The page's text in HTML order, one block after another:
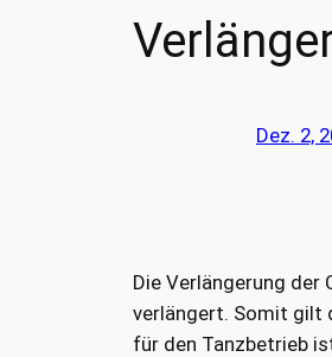
Dez. 2,
Die Verlängerung der
verlängert. Somit gilt
für den Tanzbetrieb